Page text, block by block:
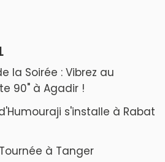
la Soirée : Vibrez au
90" à Agadir !
s'installe à Rabat
à Tanger